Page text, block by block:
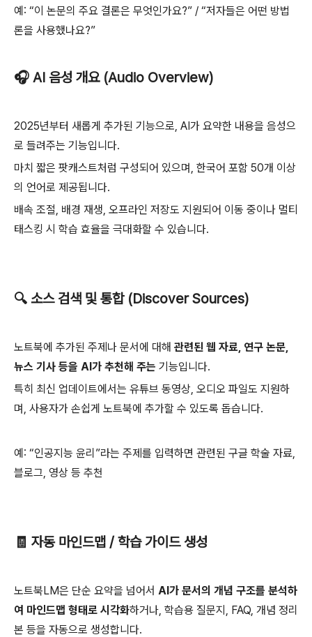
예: “이 논문의 주요 결론은 무엇인가요?” / “저자들은 어떤 방법
론을 사용했나요?”
🎧 AI 음성 개요 (Audio Overview)
2025년부터 새롭게 추가된 기능으로, AI가 요약한 내용을 음성으
로 들려주는 기능입니다.
마치 짧은 팟캐스트처럼 구성되어 있으며, 한국어 포함 50개 이상
의 언어로 제공됩니다.
배속 조절, 배경 재생, 오프라인 저장도 지원되어 이동 중이나 멀티
태스킹 시 학습 효율을 극대화할 수 있습니다.
🔍 소스 검색 및 통합 (Discover Sources)
노트북에 추가된 주제나 문서에 대해 관련된 웹 자료, 연구 논문,
뉴스 기사 등을 AI가 추천해 주는 기능입니다.
특히 최신 업데이트에서는 유튜브 동영상, 오디오 파일도 지원하
며, 사용자가 손쉽게 노트북에 추가할 수 있도록 돕습니다.
예: “인공지능 윤리”라는 주제를 입력하면 관련된 구글 학술 자료,
블로그, 영상 등 추천
🧾 자동 마인드맵 / 학습 가이드 생성
노트북LM은 단순 요약을 넘어서 AI가 문서의 개념 구조를 분석하
여 마인드맵 형태로 시각화하거나, 학습용 질문지, FAQ, 개념 정리
본 등을 자동으로 생성합니다.